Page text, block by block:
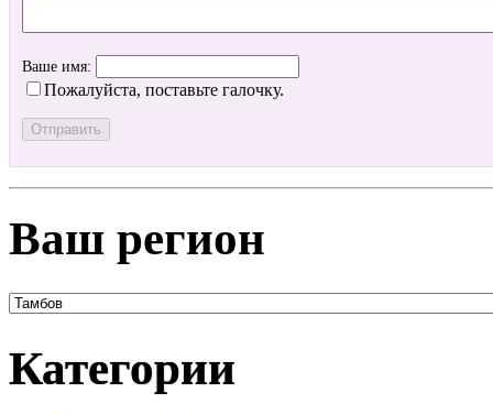
Ваше имя:
Пожалуйста, поставьте галочку.
Ваш регион
Категории